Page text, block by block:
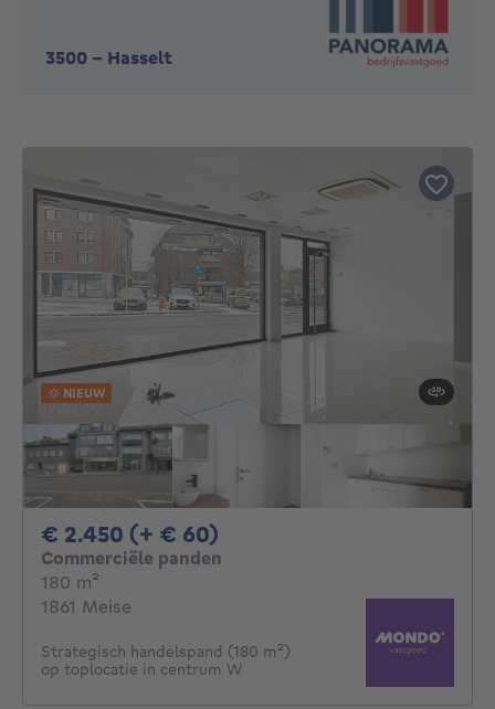
3500 - Hasselt
NIEUW
€ 2.450 (+ € 60)
Commerciële panden
180 m²
1861 Meise
Strategisch handelspand (180 m²)
op toplocatie in centrum W